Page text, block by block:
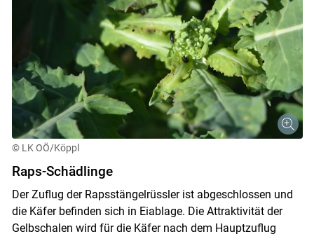
© LK OÖ/Köppl
Raps-Schädlinge
Der Zuflug der Rapsstängelrüssler ist abgeschlossen und
die Käfer befinden sich in Eiablage. Die Attraktivität der
Gelbschalen wird für die Käfer nach dem Hauptzuflug